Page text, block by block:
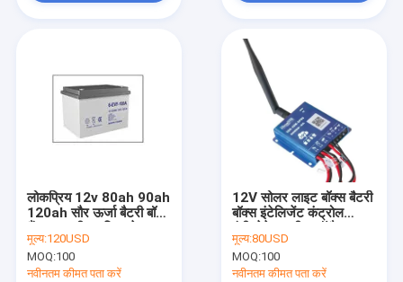
लोकप्रिय 12v 80ah 90ah
120ah सौर ऊर्जा बैटरी बॉक्स
बैटरी 6-EVF-100A
मूल्य:120USD
MOQ:100
नवीनतम कीमत पता करें
12V सोलर लाइट बॉक्स बैटरी
बॉक्स इंटेलिजेंट कंट्रोल
240mm
मूल्य:80USD
MOQ:100
नवीनतम कीमत पता करें